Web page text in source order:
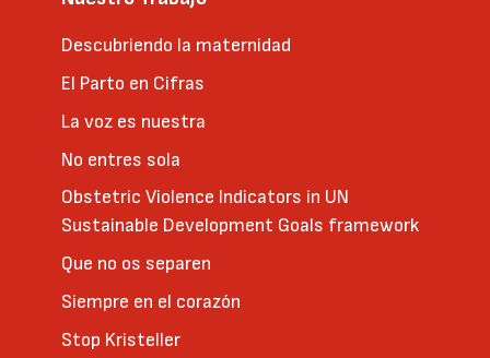
Descubriendo la maternidad
El Parto en Cifras
La voz es nuestra
No entres sola
Obstetric Violence Indicators in UN
Sustainable Development Goals framework
Que no os separen
Siempre en el corazón
Stop Kristeller